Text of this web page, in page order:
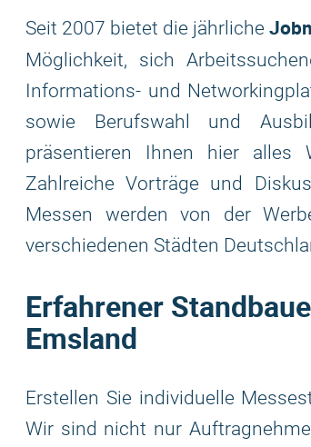
Seit 2007 bietet die jährliche
Möglichkeit, sich
Informations- und
sowie Berufswahl und
präsentieren Ihnen hier alles
Zahlreiche Vorträge und
Messen werden von der
verschiedenen Städten
Erfahrener
Emsland
Erstellen Sie individuelle
Wir sind nicht nur